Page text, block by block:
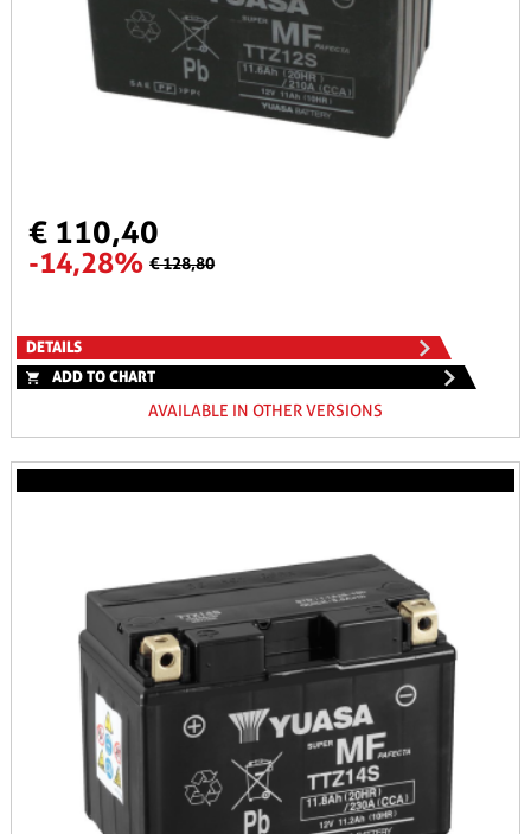
€ 110,40
-14,28% € 128,80
DETAILS
ADD TO CHART
AVAILABLE IN OTHER VERSIONS